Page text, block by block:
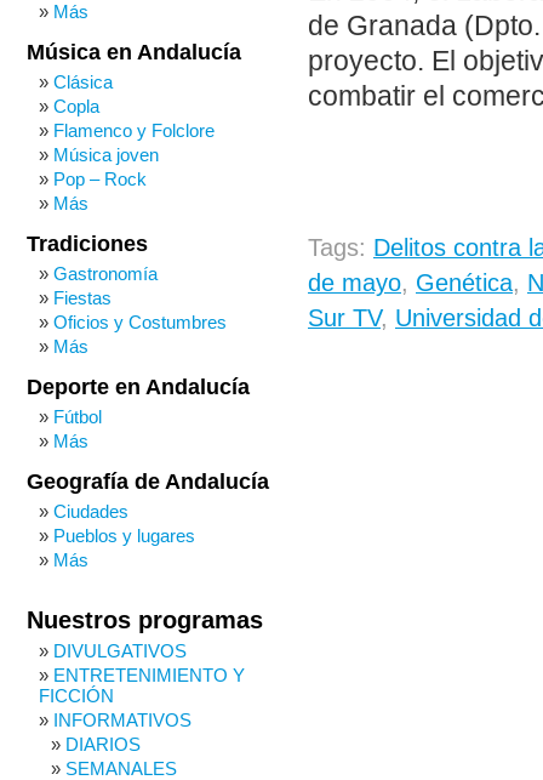
de Granada
proyecto. El
combatir el
Tags: Delitos contra
de mayo, Genética,
Sur TV, Universidad
Más
Música en Andalucía
Clásica
Copla
Flamenco y Folclore
Música joven
Pop – Rock
Más
Tradiciones
Gastronomía
Fiestas
Oficios y Costumbres
Más
Deporte en Andalucía
Fútbol
Más
Geografía de Andalucía
Ciudades
Pueblos y lugares
Más
Nuestros programas
DIVULGATIVOS
ENTRETENIMIENTO Y
FICCIÓN
INFORMATIVOS
DIARIOS
SEMANALES